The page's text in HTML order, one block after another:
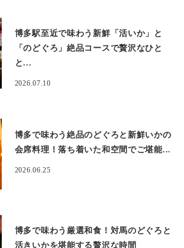
博多駅至近で味わう新鮮「活いか」と
「のどぐろ」絶品コースで贅沢なひと
と...
2026.07.10
博多で味わう絶品のどぐろと新鮮いかの
会席料理！落ち着いた和空間でご堪能...
2026.06.25
博多で味わう厳選和食！対馬のどぐろと
活きいかを堪能する贅沢な時間